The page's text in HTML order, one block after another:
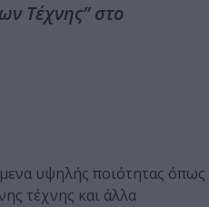
Τέχνης” στο
υψηλής ποιότητας όπως
τέχνης και άλλα